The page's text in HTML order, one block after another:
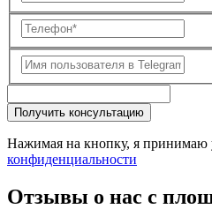
Получить консультацию
Нажимая на кнопку, я принимаю
конфиденциальности
Отзывы о нас с